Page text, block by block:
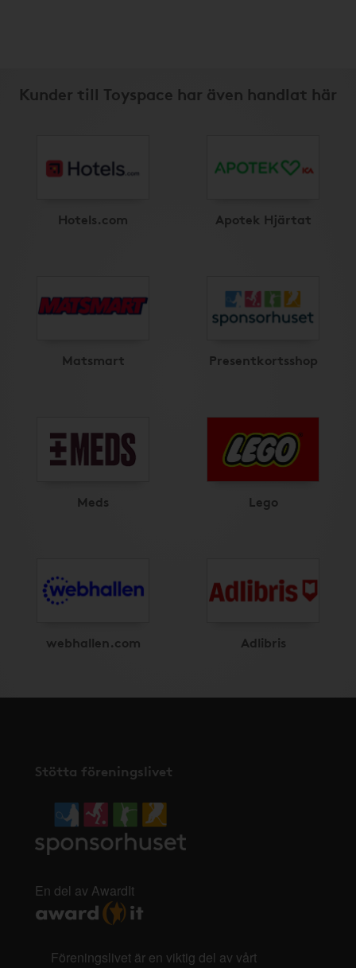
Kunder till Toyspace har även handlat här
Hotels.com Apotek Hjärtat
Matsmart Presentkortsshop
Meds Lego
webhallen.com Adlibris
Stötta föreningslivet
En del av AwardIt
Föreningslivet är en viktig del av vårt